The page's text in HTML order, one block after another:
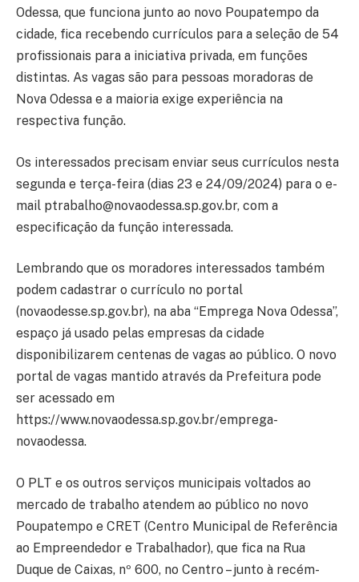
Odessa, que funciona junto ao novo Poupatempo da
cidade, fica recebendo currículos para a seleção de 54
profissionais para a iniciativa privada, em funções
distintas. As vagas são para pessoas moradoras de
Nova Odessa e a maioria exige experiência na
respectiva função.
Os interessados precisam enviar seus currículos nesta
segunda e terça-feira (dias 23 e 24/09/2024) para o e-
mail ptrabalho@novaodessa.sp.gov.br, com a
especificação da função interessada.
Lembrando que os moradores interessados também
podem cadastrar o currículo no portal
(novaodesse.sp.gov.br), na aba “Emprega Nova Odessa”,
espaço já usado pelas empresas da cidade
disponibilizarem centenas de vagas ao público. O novo
portal de vagas mantido através da Prefeitura pode
ser acessado em
https://www.novaodessa.sp.gov.br/emprega-
novaodessa.
O PLT e os outros serviços municipais voltados ao
mercado de trabalho atendem ao público no novo
Poupatempo e CRET (Centro Municipal de Referência
ao Empreendedor e Trabalhador), que fica na Rua
Duque de Caixas, nº 600, no Centro – junto à recém-